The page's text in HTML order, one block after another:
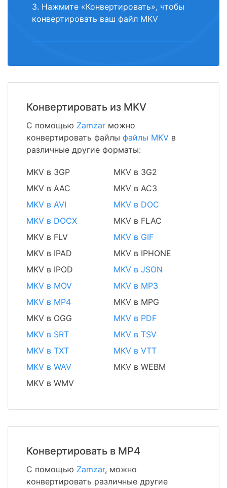
3. Нажмите «Конвертировать», чтобы
конвертировать ваш файл MKV
Конвертировать из MKV
С помощью Zamzar можно
конвертировать файлы файлы MKV в
различные другие форматы:
MKV в 3GP
MKV в 3G2
MKV в AAC
MKV в AC3
MKV в AVI
MKV в DOC
MKV в DOCX
MKV в FLAC
MKV в FLV
MKV в GIF
MKV в IPAD
MKV в IPHONE
MKV в IPOD
MKV в JSON
MKV в MOV
MKV в MP3
MKV в MP4
MKV в MPG
MKV в OGG
MKV в PDF
MKV в SRT
MKV в TSV
MKV в TXT
MKV в VTT
MKV в WAV
MKV в WEBM
MKV в WMV
Конвертировать в MP4
С помощью Zamzar, можно
конвертировать различные другие